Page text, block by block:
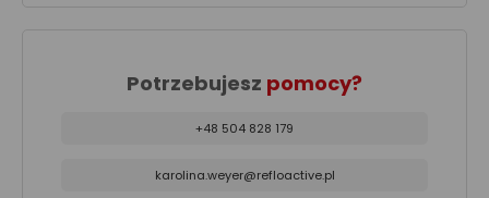
Potrzebujesz pomocy?
+48 504 828 179
karolina.weyer@refloactive.pl